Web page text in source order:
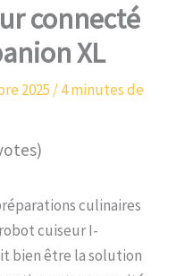
connecté
XL
2025/4 minutes de
culinaires
cuiseur I-
bien être la solution